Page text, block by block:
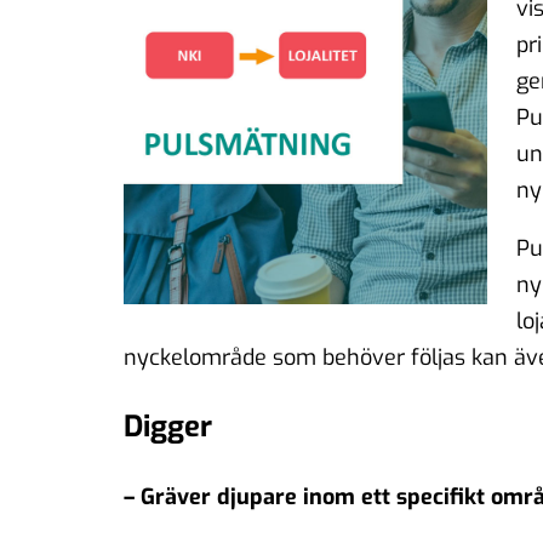
nyckelområde som behöver följas kan
Digger
– Gräver djupare inom ett specifikt